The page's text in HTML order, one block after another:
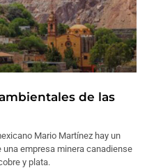
de las
Mario Martínez hay un
una empresa minera canadiense
y plata.